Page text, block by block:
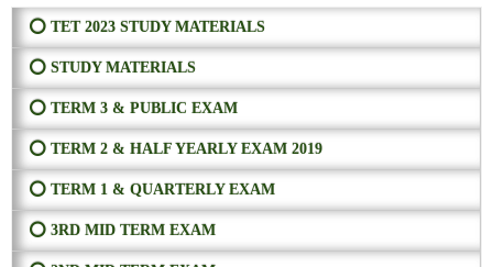
⭕ TET 2023 STUDY MATERIALS
⭕ STUDY MATERIALS
⭕ TERM 3 & PUBLIC EXAM
⭕ TERM 2 & HALF YEARLY EXAM 2019
⭕ TERM 1 & QUARTERLY EXAM
⭕ 3RD MID TERM EXAM